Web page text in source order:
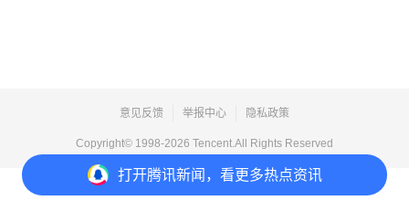
打开腾讯新闻，看更多热点资讯
意见反馈 举报中心 隐私政策
Copyright© 1998-2026 Tencent.All Rights Reserved